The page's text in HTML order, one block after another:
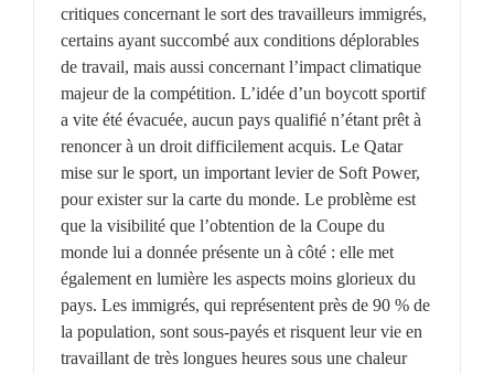
critiques concernant le sort des travailleurs immigrés,
certains ayant succombé aux conditions déplorables
de travail, mais aussi concernant l’impact climatique
majeur de la compétition. L’idée d’un boycott sportif
a vite été évacuée, aucun pays qualifié n’étant prêt à
renoncer à un droit difficilement acquis. Le Qatar
mise sur le sport, un important levier de Soft Power,
pour exister sur la carte du monde. Le problème est
que la visibilité que l’obtention de la Coupe du
monde lui a donnée présente un à côté : elle met
également en lumière les aspects moins glorieux du
pays. Les immigrés, qui représentent près de 90 % de
la population, sont sous-payés et risquent leur vie en
travaillant de très longues heures sous une chaleur